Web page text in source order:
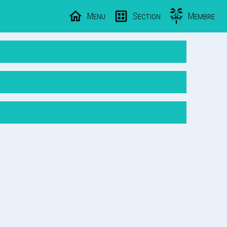
Menu Section Membre